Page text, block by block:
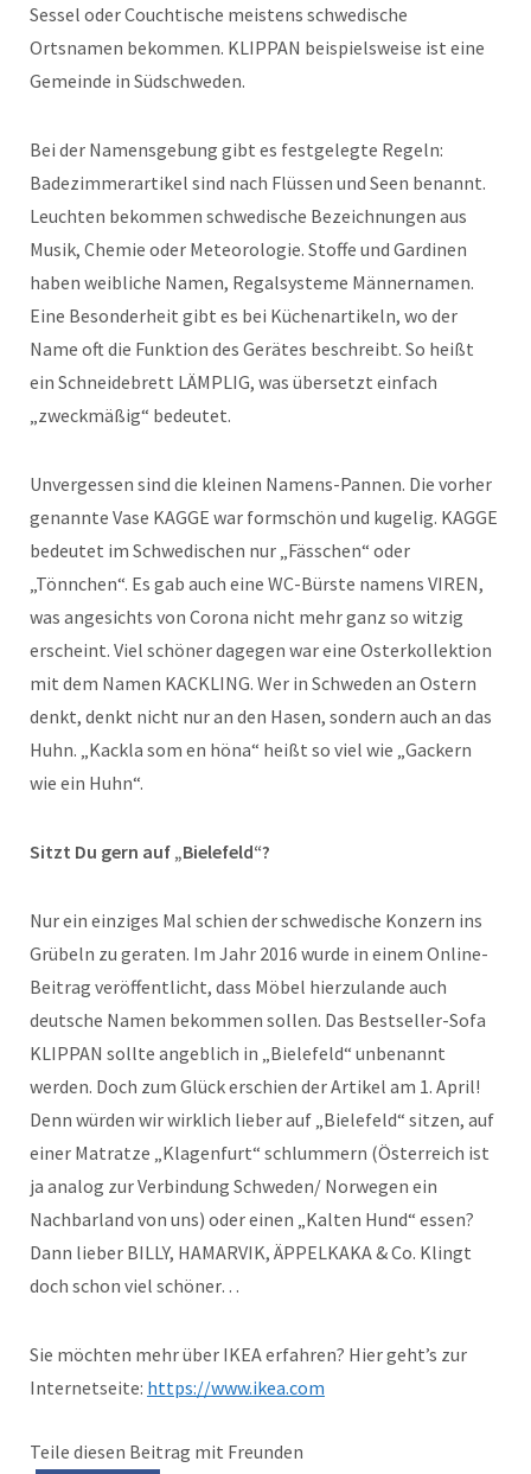
Sessel oder Couchtische meistens schwedische
Ortsnamen bekommen. KLIPPAN beispielsweise ist eine
Gemeinde in Südschweden.
Bei der Namensgebung gibt es festgelegte Regeln:
Badezimmerartikel sind nach Flüssen und Seen benannt.
Leuchten bekommen schwedische Bezeichnungen aus
Musik, Chemie oder Meteorologie. Stoffe und Gardinen
haben weibliche Namen, Regalsysteme Männernamen.
Eine Besonderheit gibt es bei Küchenartikeln, wo der
Name oft die Funktion des Gerätes beschreibt. So heißt
ein Schneidebrett LÄMPLIG, was übersetzt einfach
„zweckmäßig“ bedeutet.
Unvergessen sind die kleinen Namens-Pannen. Die vorher
genannte Vase KAGGE war formschön und kugelig. KAGGE
bedeutet im Schwedischen nur „Fässchen“ oder
„Tönnchen“. Es gab auch eine WC-Bürste namens VIREN,
was angesichts von Corona nicht mehr ganz so witzig
erscheint. Viel schöner dagegen war eine Osterkollektion
mit dem Namen KACKLING. Wer in Schweden an Ostern
denkt, denkt nicht nur an den Hasen, sondern auch an das
Huhn. „Kackla som en höna“ heißt so viel wie „Gackern
wie ein Huhn“.
Sitzt Du gern auf „Bielefeld“?
Nur ein einziges Mal schien der schwedische Konzern ins
Grübeln zu geraten. Im Jahr 2016 wurde in einem Online-
Beitrag veröffentlicht, dass Möbel hierzulande auch
deutsche Namen bekommen sollen. Das Bestseller-Sofa
KLIPPAN sollte angeblich in „Bielefeld“ unbenannt
werden. Doch zum Glück erschien der Artikel am 1. April!
Denn würden wir wirklich lieber auf „Bielefeld“ sitzen, auf
einer Matratze „Klagenfurt“ schlummern (Österreich ist
ja analog zur Verbindung Schweden/ Norwegen ein
Nachbarland von uns) oder einen „Kalten Hund“ essen?
Dann lieber BILLY, HAMARVIK, ÄPPELKAKA & Co. Klingt
doch schon viel schöner…
Sie möchten mehr über IKEA erfahren? Hier geht’s zur
Internetseite: https://www.ikea.com
Teile diesen Beitrag mit Freunden